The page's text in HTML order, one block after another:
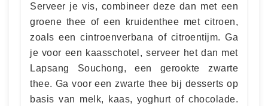
Serveer je vis, combineer deze dan met een
groene thee of een kruidenthee met citroen,
zoals een cintroenverbana of citroentijm. Ga
je voor een kaasschotel, serveer het dan met
Lapsang Souchong, een gerookte zwarte
thee. Ga voor een zwarte thee bij desserts op
basis van melk, kaas, yoghurt of chocolade.